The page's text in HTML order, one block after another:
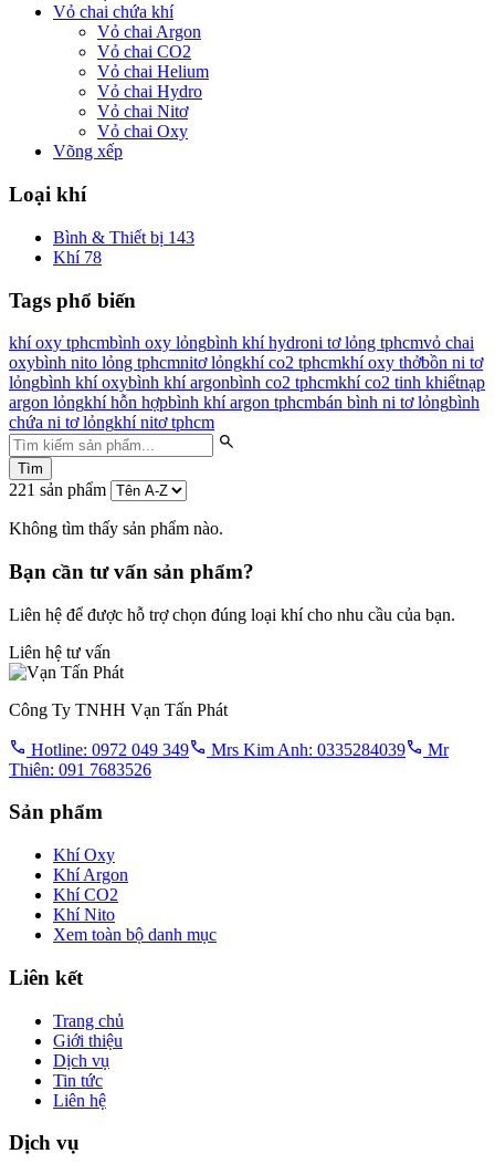
Vỏ chai chứa khí
Vỏ chai Argon
Vỏ chai CO2
Vỏ chai Helium
Vỏ chai Hydro
Vỏ chai Nitơ
Vỏ chai Oxy
Võng xếp
Loại khí
Bình & Thiết bị 143
Khí 78
Tags phổ biến
khí oxy tphcmbình oxy lỏngbình khí hydroni tơ lỏng tphcmvỏ chai
oxybình nito lỏng tphcmnitơ lỏngkhí co2 tphcmkhí oxy thởbồn ni tơ
lỏngbình khí oxybình khí argonbình co2 tphcmkhí co2 tinh khiếtnạp
argon lỏngkhí hỗn hợpbình khí argon tphcmbán bình ni tơ lỏngbình
chứa ni tơ lỏngkhí nitơ tphcm
Tìm
221 sản phẩm
Không tìm thấy sản phẩm nào.
Bạn cần tư vấn sản phẩm?
Liên hệ để được hỗ trợ chọn đúng loại khí cho nhu cầu của bạn.
Liên hệ tư vấn
Công Ty TNHH Vạn Tấn Phát
Hotline: 0972 049 349 Mrs Kim Anh: 0335284039
Mr
Thiên: 091 7683526
Sản phẩm
Khí Oxy
Khí Argon
Khí CO2
Khí Nito
Xem toàn bộ danh mục
Liên kết
Trang chủ
Giới thiệu
Dịch vụ
Tin tức
Liên hệ
Dịch vụ